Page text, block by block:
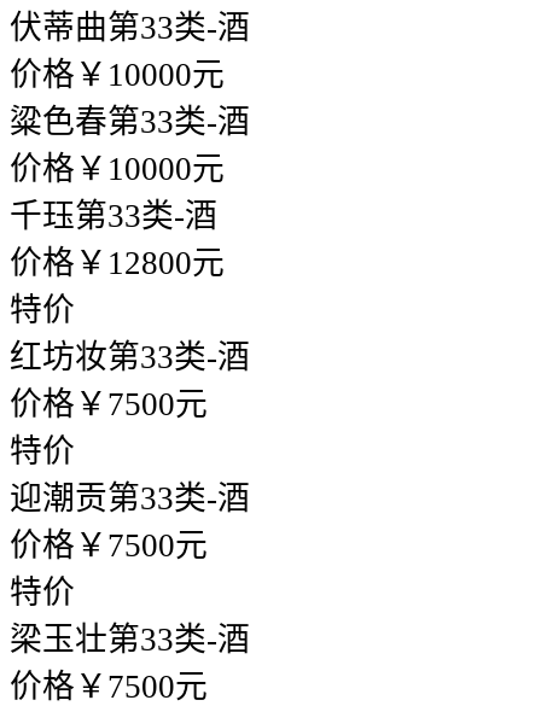
伏蒂曲第33类-酒
价格￥10000元
粱色春第33类-酒
价格￥10000元
千珏第33类-酒
价格￥12800元
特价
红坊妆第33类-酒
价格￥7500元
特价
迎潮贡第33类-酒
价格￥7500元
特价
梁玉壮第33类-酒
价格￥7500元